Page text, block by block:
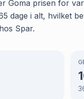
Goma prisen for
dage i alt, hvilket
Spar.